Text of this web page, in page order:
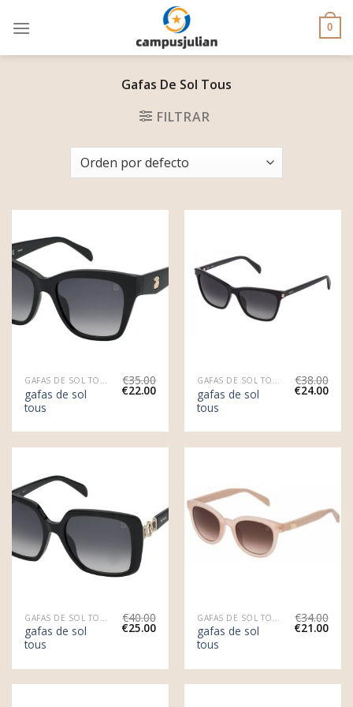
0
Gafas De Sol Tous
FILTRAR
GAFAS DE SOL TOUS
gafas de sol
tous
€35.00
€22.00
GAFAS DE SOL TOUS
gafas de sol
tous
€38.00
€24.00
gafas de sol
tous
€40.00
€25.00
gafas de sol
tous
€34.00
€21.00